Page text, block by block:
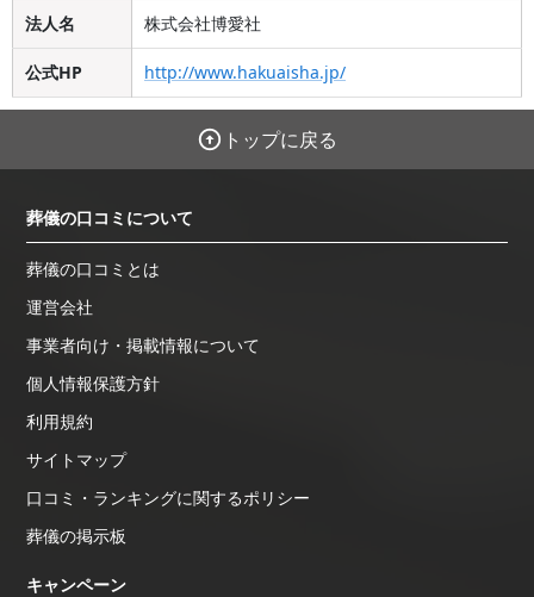
法人名 株式会社博愛社
公式HP http://www.hakuaisha.jp/
トップに戻る
葬儀の口コミについて
葬儀の口コミとは
運営会社
事業者向け・掲載情報について
個人情報保護方針
利用規約
サイトマップ
口コミ・ランキングに関するポリシー
葬儀の掲示板
キャンペーン